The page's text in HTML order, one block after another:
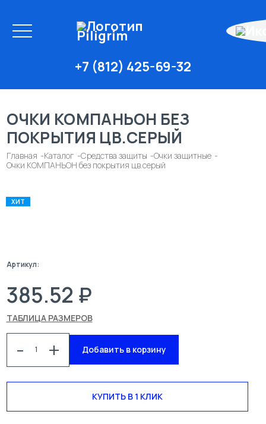
+7 (812) 425-69-32
ОЧКИ КОМПАНЬОН БЕЗ
ПОКРЫТИЯ ЦВ.СЕРЫЙ
Главная Каталог Средства защиты
Очки защитные
Очки КОМПАНЬОН без покрытия цв.серый
ХИТ
Артикул:
385.52 ₽
ТАБЛИЦА РАЗМЕРОВ
- + Добавить в корзину
КУПИТЬ В 1 КЛИК